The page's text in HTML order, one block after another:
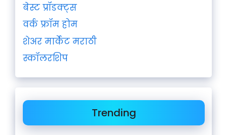
बेस्ट प्रॉडक्ट्स
वर्क फ्रॉम होम
शेअर मार्केट मराठी
स्कॉलरशिप
Trending